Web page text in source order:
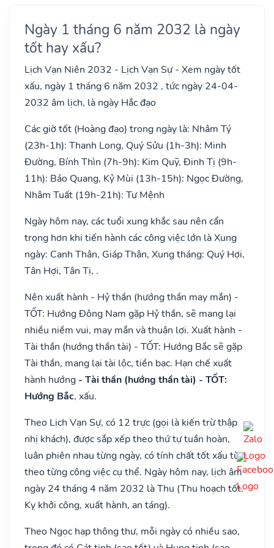
Ngày 1 tháng 6 năm 2032 là ngày
tốt hay xấu?
Lịch Vạn Niên 2032 - Lịch Vạn Sự - Xem ngày tốt
xấu, ngày 1 tháng 6 năm 2032 , tức ngày 24-04-
2032 âm lịch, là ngày Hắc đạo
Các giờ tốt (Hoàng đạo) trong ngày là: Nhâm Tý
(23h-1h): Thanh Long, Quý Sửu (1h-3h): Minh
Đường, Bính Thìn (7h-9h): Kim Quỹ, Đinh Tị (9h-
11h): Bảo Quang, Kỷ Mùi (13h-15h): Ngọc Đường,
Nhâm Tuất (19h-21h): Tư Mệnh
Ngày hôm nay, các tuổi xung khắc sau nên cẩn
trọng hơn khi tiến hành các công việc lớn là Xung
ngày: Canh Thân, Giáp Thân, Xung tháng: Quý Hợi,
Tân Hợi, Tân Tị, .
Nên xuất hành - Hỷ thần (hướng thần may mắn) -
TỐT: Hướng Đông Nam gặp Hỷ thần, sẽ mang lại
nhiều niềm vui, may mắn và thuận lợi. Xuất hành -
Tài thần (hướng thần tài) - TỐT: Hướng Bắc sẽ gặp
Tài thần, mang lại tài lộc, tiền bạc. Hạn chế xuất
hành hướng - Tài thần (hướng thần tài) - TỐT:
Hướng Bắc, xấu.
Theo Lịch Vạn Sự, có 12 trực (gọi là kiến trừ thập
nhị khách), được sắp xếp theo thứ tự tuần hoàn,
luân phiên nhau từng ngày, có tính chất tốt xấu tùy
theo từng công việc cụ thể. Ngày hôm nay, lịch âm
ngày 24 tháng 4 năm 2032 là Thu (Thu hoạch tốt.
Kỵ khởi công, xuất hành, an táng).
Theo Ngọc hạp thông thư, mỗi ngày có nhiều sao,